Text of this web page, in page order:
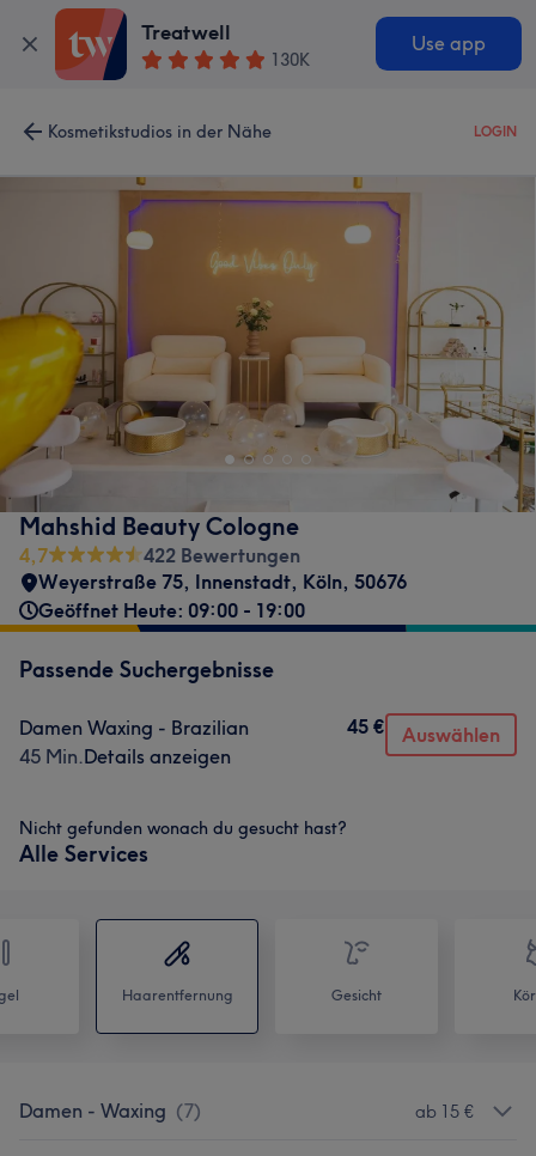
Treatwell
130K
Use app
Kosmetikstudios in der Nähe LOGIN
Mahshid Beauty Cologne
4,7
422 Bewertungen
Weyerstraße 75, Innenstadt, Köln, 50676
Geöffnet Heute: 09:00 - 19:00
Passende Suchergebnisse
Damen Waxing - Brazilian
45 Min.Details anzeigen
45 € Auswählen
Nicht gefunden wonach du gesucht hast?
Alle Services
Haarentfernung Gesicht
Damen - Waxing (7) ab 15 €